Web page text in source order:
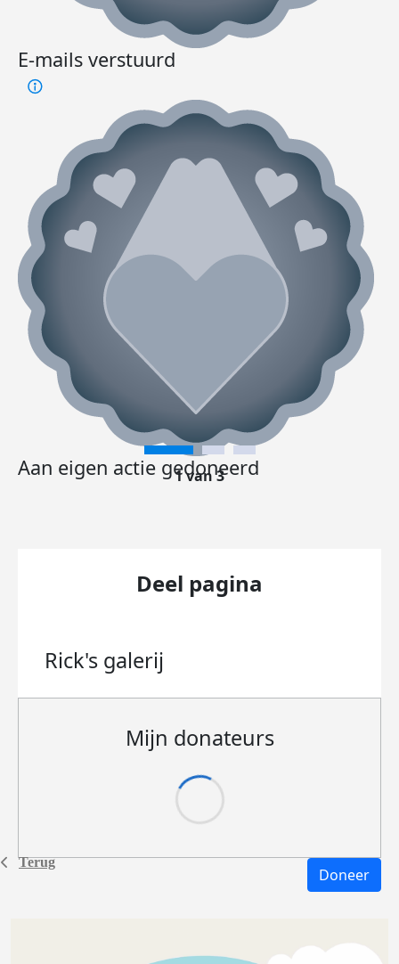
Terug
E-mails verstuurd
Aan eigen actie gedoneerd
1 van 3
Deel pagina
Rick's galerij
Mijn donateurs
Doneer